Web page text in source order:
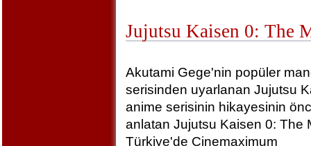
Jujutsu Kaisen 0: The
Akutami Gege'nin popüler
serisinden uyarlanan Jujutsu
anime serisinin hikayesinin
anlatan Jujutsu Kaisen 0: The
Türkiye'de Cinemaximum